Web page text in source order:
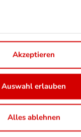
Akzeptieren
Auswahl erlauben
Alles ablehnen